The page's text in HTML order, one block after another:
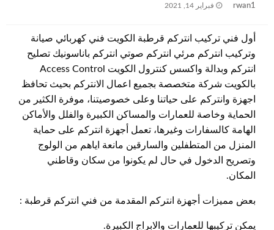
rwan1
نُشر
فبراير 14, 2021
أول فني تركيب انتركم قرطبة الكويت فني كهربائي صيانة
وتركيب انتركم مرئي انتركم صوتي انتركم باناسونيك تصليح
انتركم وبدالة واكسس كنترول الكويت Access Control
بالكويت شركة متخصصة بجميع اعمال الانتركم بحيث تحافظ
اجهزة وانتركم على حياتنا وعلى خصوصيتنا، موفرة الكثير من
الحماية وخاصة للعمارات والمساكن الكبيرة والفلل والأماكن
الهامة كالسفارات وغيرها، تعمل أجهزة انتركم على حماية
المنزل من المتطفلين والسارقين مانعة اياهم من الولوج
وتصريح الدخول في حال لم يكونوا من سكان وقاطني
المكان.
بعض مميزات أجهزة انتركم المقدمة من فني انتركم قرطبة :
يمكن تركيبها للعمارات والابراج الكبيرة.